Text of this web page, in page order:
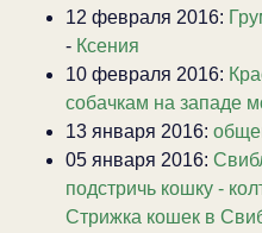
12 февраля 2016:
- Ксения
10 февраля 2016:
собачкам на западе
13 января 2016:
05 января 2016:
подстричь кошку -
Стрижка кошек в